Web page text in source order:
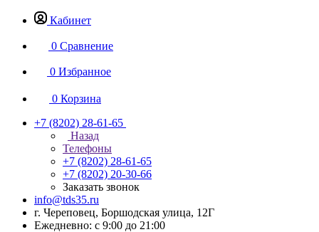
Кабинет
0 Сравнение
0 Избранное
0 Корзина
+7 (8202) 28‑61-65
Назад
Телефоны
+7 (8202) 28‑61-65
+7 (8202) 20‑30-66
Заказать звонок
info@tds35.ru
г. Череповец, Боршодская улица, 12Г
Ежедневно: с 9:00 до 21:00